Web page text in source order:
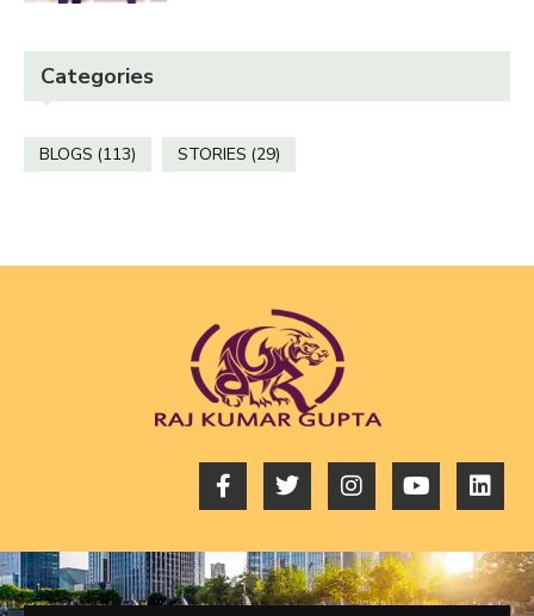
Categories
BLOGS (113) STORIES (29)